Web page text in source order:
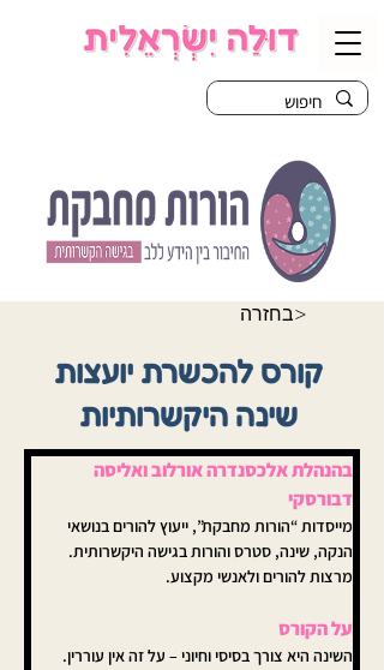
בחזרה>
קורס להכשרת יועצות
שינה היקשרותיות
בהנהלת אלכסנדרה אורלוב ואליסה
דבורסקי
מייסדות “הורות מחבקת”, ייעוץ להורים בנושאי
הנקה, שינה, סטרס והורות בגישה היקשרותית.
מרצות להורים ולאנשי מקצוע.
על הקורס
השינה היא צורך בסיסי וחיוני – על זה אין עוררין.